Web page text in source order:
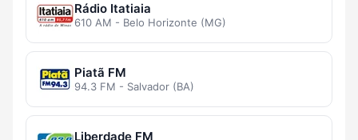
Rádio Itatiaia
610 AM - Belo Horizonte (MG)
Piatã FM
94.3 FM - Salvador (BA)
Liberdade FM